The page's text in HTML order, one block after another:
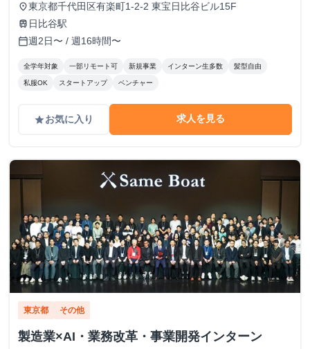
place東京都千代田区有楽町1-2-2 東宝日比谷ビル15F
train 日比谷駅
calendar_today週2日〜 / 週16時間〜
全学年対象 一部リモート可 新規事業 インターン生多数 髪型自由
私服OK スタートアップ ベンチャー
gradeお気に入り 求人を見る
東京都 その他
製造業×AI・業務改革・事業開発インターン